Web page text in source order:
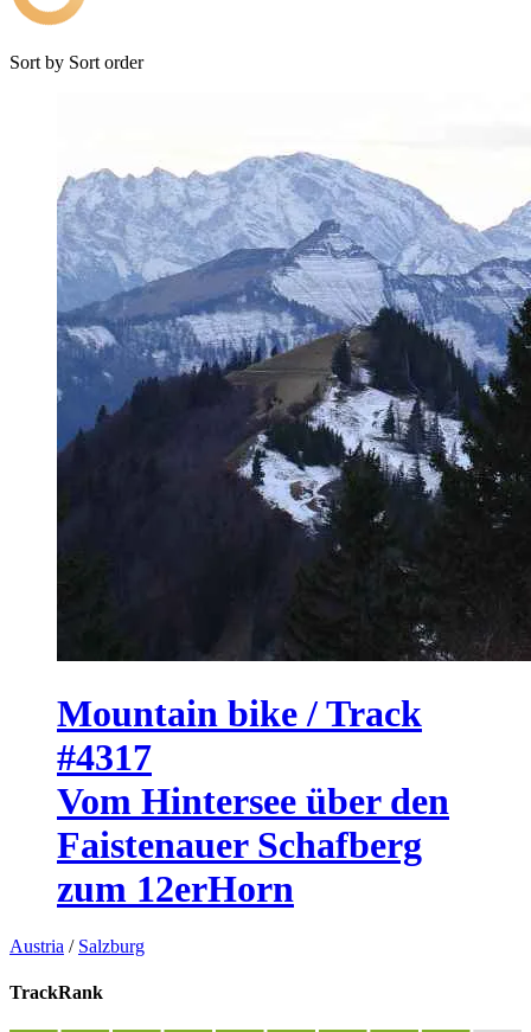
Sort by Sort order
Mountain bike / Track
#4317
Vom Hintersee über den
Faistenauer Schafberg
zum 12erHorn
Austria / Salzburg
TrackRank